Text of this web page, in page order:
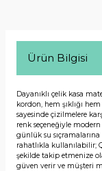
Ürün Bilgisi
Dayanıklı çelik kasa
kordon, hem şıklığı
sayesinde çizilmelere
renk seçeneğiyle
günlük su
rahatlıkla kullanılabilir;
şekilde takip etmenize
güven verir ve müşteri